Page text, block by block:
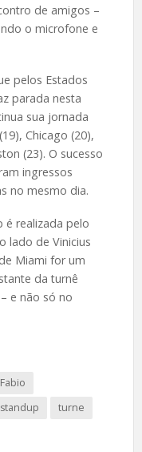
de amigos –
o microfone e
pelos Estados
parada nesta
sua jornada
Chicago (20),
(23). O sucesso
ingressos
no mesmo dia.
é realizada pelo
lado de Vinicius
Miami for um
da turnê
e não só no
Fabio
standup
turne